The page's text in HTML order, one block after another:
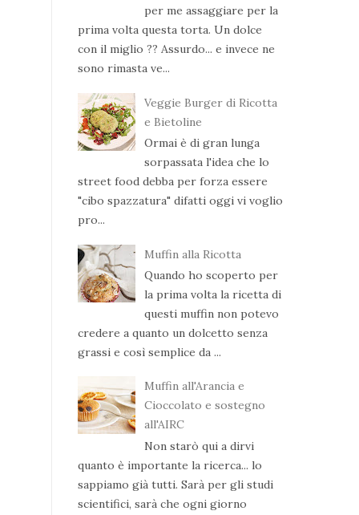
per me assaggiare per la
prima volta questa torta. Un dolce
con il miglio ?? Assurdo... e invece ne
sono rimasta ve...
Veggie Burger di Ricotta
e Bietoline
Ormai è di gran lunga
sorpassata l'idea che lo
street food debba per forza essere
"cibo spazzatura" difatti oggi vi voglio
pro...
Muffin alla Ricotta
Quando ho scoperto per
la prima volta la ricetta di
questi muffin non potevo
credere a quanto un dolcetto senza
grassi e così semplice da ...
Muffin all'Arancia e
Cioccolato e sostegno
all'AIRC
Non starò qui a dirvi
quanto è importante la ricerca... lo
sappiamo già tutti. Sarà per gli studi
scientifici, sarà che ogni giorno